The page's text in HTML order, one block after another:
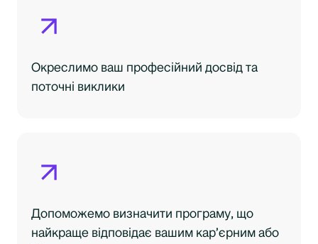
Окреслимо ваш професійний досвід та
поточні виклики
Допоможемо визначити програму, що
найкраще відповідає вашим кар’єрним або